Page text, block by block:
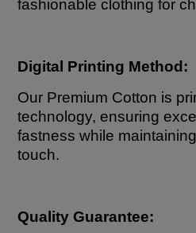
fashionable clothing for
Digital Printing Method:
Our Premium Cotton is
technology, ensuring
fastness while
touch.
Quality Guarantee: